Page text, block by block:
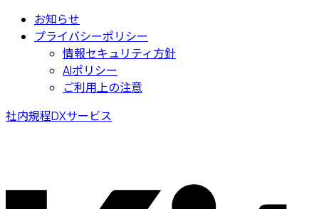
お知らせ
プライバシーポリシー
情報セキュリティ方針
AIポリシー
ご利用上の注意
社内規程DXサービス